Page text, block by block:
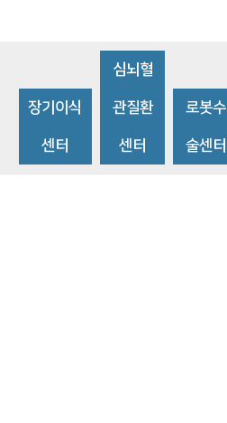
장기이식
센터
심뇌혈
관질환
센터
로봇수
술센터